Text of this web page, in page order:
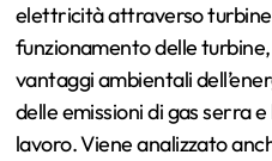
elettricità attraverso turbine
funzionamento delle
vantaggi ambientali
delle emissioni di gas serra
lavoro. Viene analizzato